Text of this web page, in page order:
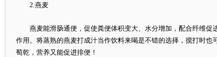
2.燕麦
燕麦能滑肠通便，促使粪便体积变大、水分增加，配合纤维促
作用。将蒸熟的燕麦打成汁当作饮料来喝是不错的选择，搅打时也
萄乾，营养又能促进排便！